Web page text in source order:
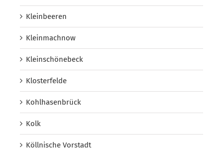
Kleinbeeren
Kleinmachnow
Kleinschönebeck
Klosterfelde
Kohlhasenbrück
Kolk
Köllnische Vorstadt